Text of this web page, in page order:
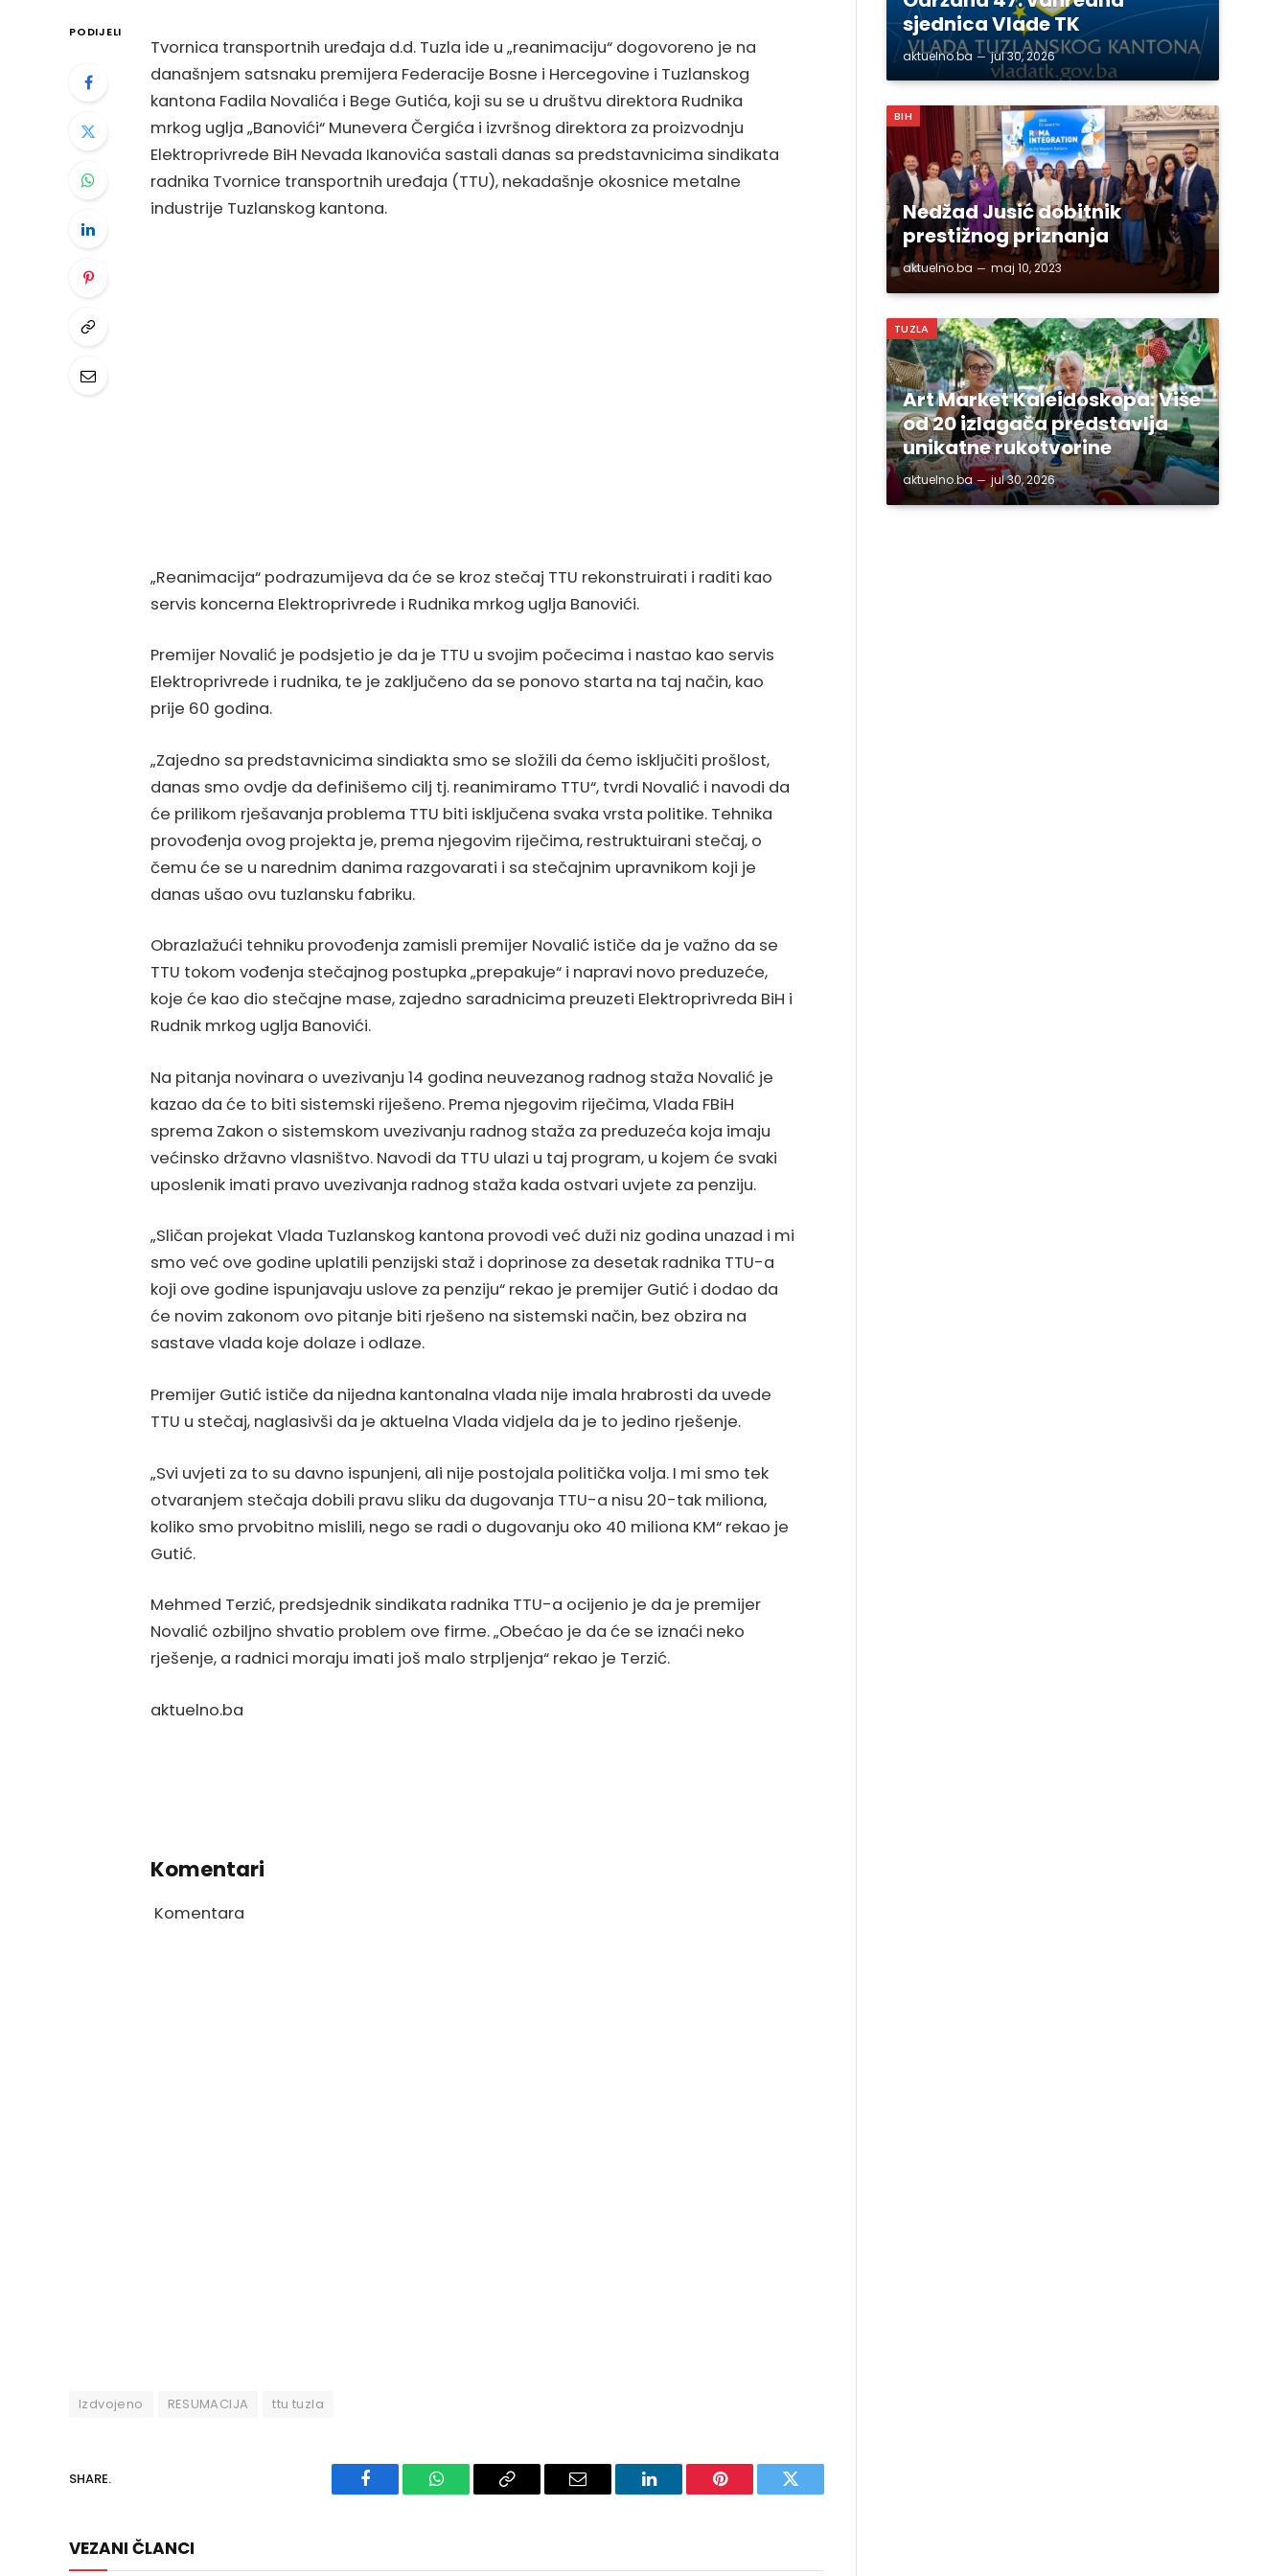
PODIJELI
Tvornica transportnih uređaja d.d. Tuzla ide u „reanimaciju“ dogovoreno je na
današnjem satsnaku premijera Federacije Bosne i Hercegovine i Tuzlanskog
kantona Fadila Novalića i Bege Gutića, koji su se u društvu direktora Rudnika
mrkog uglja „Banovići“ Munevera Čergića i izvršnog direktora za proizvodnju
Elektroprivrede BiH Nevada Ikanovića sastali danas sa predstavnicima sindikata
radnika Tvornice transportnih uređaja (TTU), nekadašnje okosnice metalne
industrije Tuzlanskog kantona.
„Reanimacija“ podrazumijeva da će se kroz stečaj TTU rekonstruirati i raditi kao
servis koncerna Elektroprivrede i Rudnika mrkog uglja Banovići.
Premijer Novalić je podsjetio je da je TTU u svojim počecima i nastao kao servis
Elektroprivrede i rudnika, te je zaključeno da se ponovo starta na taj način, kao
prije 60 godina.
„Zajedno sa predstavnicima sindiakta smo se složili da ćemo isključiti prošlost,
danas smo ovdje da definišemo cilj tj. reanimiramo TTU“, tvrdi Novalić i navodi da
će prilikom rješavanja problema TTU biti isključena svaka vrsta politike. Tehnika
provođenja ovog projekta je, prema njegovim riječima, restruktuirani stečaj, o
čemu će se u narednim danima razgovarati i sa stečajnim upravnikom koji je
danas ušao ovu tuzlansku fabriku.
Obrazlažući tehniku provođenja zamisli premijer Novalić ističe da je važno da se
TTU tokom vođenja stečajnog postupka „prepakuje“ i napravi novo preduzeće,
koje će kao dio stečajne mase, zajedno saradnicima preuzeti Elektroprivreda BiH i
Rudnik mrkog uglja Banovići.
Na pitanja novinara o uvezivanju 14 godina neuvezanog radnog staža Novalić je
kazao da će to biti sistemski riješeno. Prema njegovim riječima, Vlada FBiH
sprema Zakon o sistemskom uvezivanju radnog staža za preduzeća koja imaju
većinsko državno vlasništvo. Navodi da TTU ulazi u taj program, u kojem će svaki
uposlenik imati pravo uvezivanja radnog staža kada ostvari uvjete za penziju.
„Sličan projekat Vlada Tuzlanskog kantona provodi već duži niz godina unazad i mi
smo već ove godine uplatili penzijski staž i doprinose za desetak radnika TTU-a
koji ove godine ispunjavaju uslove za penziju“ rekao je premijer Gutić i dodao da
će novim zakonom ovo pitanje biti rješeno na sistemski način, bez obzira na
sastave vlada koje dolaze i odlaze.
Premijer Gutić ističe da nijedna kantonalna vlada nije imala hrabrosti da uvede
TTU u stečaj, naglasivši da je aktuelna Vlada vidjela da je to jedino rješenje.
„Svi uvjeti za to su davno ispunjeni, ali nije postojala politička volja. I mi smo tek
otvaranjem stečaja dobili pravu sliku da dugovanja TTU-a nisu 20-tak miliona,
koliko smo prvobitno mislili, nego se radi o dugovanju oko 40 miliona KM“ rekao je
Gutić.
Mehmed Terzić, predsjednik sindikata radnika TTU-a ocijenio je da je premijer
Novalić ozbiljno shvatio problem ove firme. „Obećao je da će se iznaći neko
rješenje, a radnici moraju imati još malo strpljenja“ rekao je Terzić.
aktuelno.ba
Komentari
Komentara
Izdvojeno RESUMACIJA ttu tuzla
SHARE.
Facebook WhatsAppCopy
Email LinkedIn Pinterest Twitter
VEZANI ČLANCI
sjednica Vlade TK
aktuelno.ba jul 30, 2026
BIH
Nedžad Jusić dobitnik
prestižnog priznanja
aktuelno.ba maj 10, 2023
TUZLA
Art Market Kaleidoskopa: Više
od 20 izlagača predstavlja
unikatne rukotvorine
aktuelno.ba jul 30, 2026